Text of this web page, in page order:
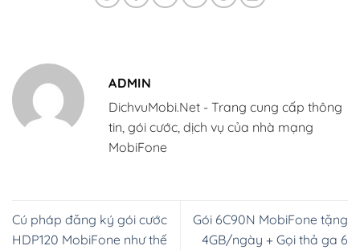
ADMIN
DichvuMobi.Net - Trang cung cấp thông
tin, gói cước, dịch vụ của nhà mạng
MobiFone
Cú pháp đăng ký gói cước
HDP120 MobiFone như thế
Gói 6C90N MobiFone tặng
4GB/ngày + Gọi thả ga 6